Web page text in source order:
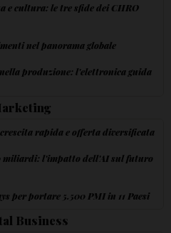
e cultura: le tre sfide dei CHRO
nel panorama globale
produzione: l'elettronica guida
rapida e offerta diversificata
miliardi: l'impatto dell'AI sul futuro
per portare 5.500 PMI in 11 Paesi
Business